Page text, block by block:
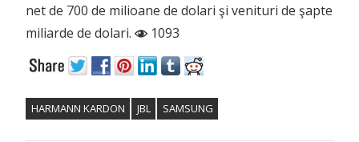
net de 700 de milioane de dolari şi venituri de şapte
miliarde de dolari.
1093
HARMANN KARDON JBL SAMSUNG